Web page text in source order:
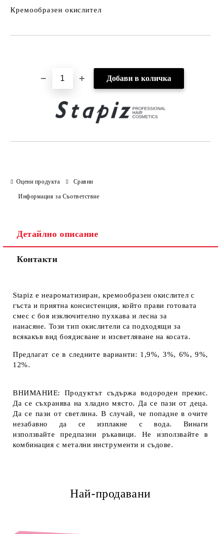
Кремообразен окислител
Оцени продукта Сравни
Информация за Съответствие
Детайлно описание
Контакти
Stapiz е неароматизиран, кремообразен окислител с
гъста и приятна консистенция, който прави готовата
смес с боя изключително пухкава и лесна за
нанасяне. Този тип окислители са подходящи за
всякакъв вид боядисване и изсветляване на косата.
Предлагат се в следните варианти: 1,9%, 3%, 6%, 9%,
12%.
ВНИМАНИЕ: Продуктът съдържа водороден прекис.
Да се съхранява на хладно място. Да се пази от деца.
Да се пази от светлина. В случай, че попадне в очите
незабавно да се изплакне с вода. Винаги
използвайте предпазни ръкавици. Не използвайте в
комбинация с метални инструменти и съдове.
Най-продавани